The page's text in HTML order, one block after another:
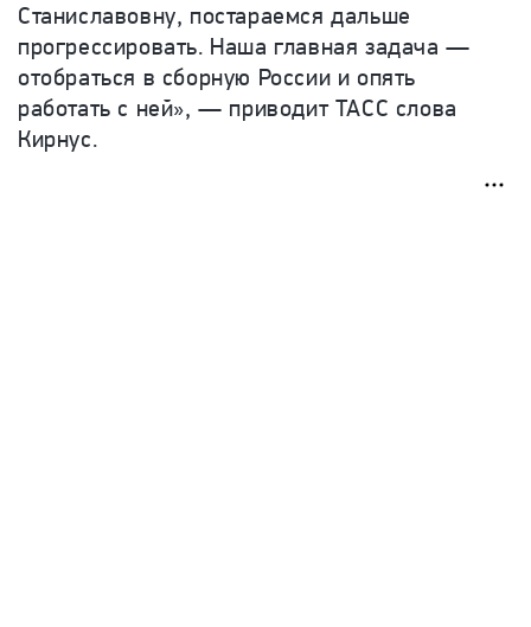
Станиславовну, постараемся дальше
прогрессировать. Наша главная задача —
отобраться в сборную России и опять
работать с ней», — приводит ТАСС слова
Кирнус.